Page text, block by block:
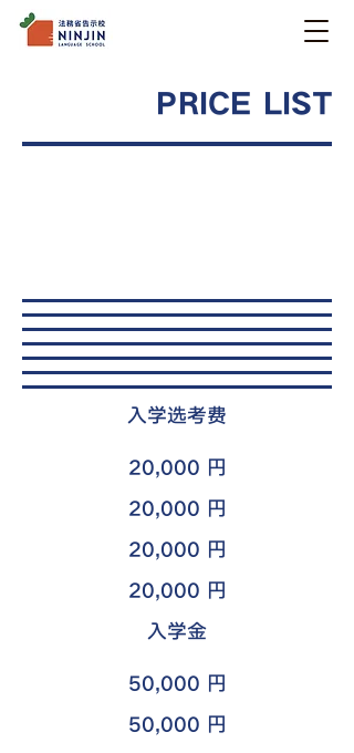
PRICE LIST
短期课程
​入学选考费
20,000 円
20,000 円
20,000 円
20,000 円
​入学金
50,000 円
50,000 円